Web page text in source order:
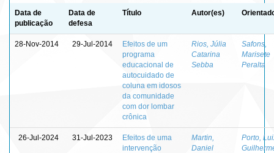
Data de
publicação
Data de
defesa
Título Autor(es)
28-Nov-2014 29-Jul-2014
Efeitos de um
programa
educacional de
autocuidado de
coluna em idosos
da comunidade
com dor lombar
crônica
Rios, Júlia
Catarina
Sebba
Safons,
Marisete
Peralta
26-Jul-2024 31-Jul-2023
Efeitos de uma
intervenção
Martin,
Daniel
Porto,